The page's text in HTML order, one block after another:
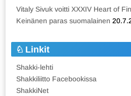
Vitaly Sivuk voitti XXXIV Heart of
Keinänen paras suomalainen
Linkit
Shakki-lehti
Shakkiliitto Facebookissa
ShakkiNet